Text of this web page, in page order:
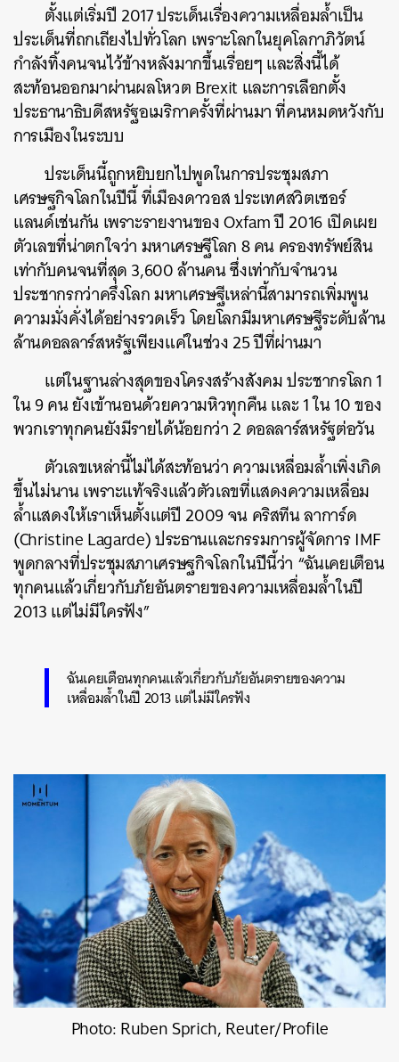
ตั้งแต่เริ่มปี 2017 ประเด็นเรื่องความเหลื่อมล้ำเป็น
ประเด็นที่ถกเถียงไปทั่วโลก เพราะโลกในยุคโลกาภิวัตน์
กำลังทิ้งคนจนไว้ข้างหลังมากขึ้นเรื่อยๆ และสิ่งนี้ได้
สะท้อนออกมาผ่านผลโหวต Brexit และการเลือกตั้ง
ประธานาธิบดีสหรัฐอเมริกาครั้งที่ผ่านมา ที่คนหมดหวังกับ
การเมืองในระบบ
ประเด็นนี้ถูกหยิบยกไปพูดในการประชุมสภา
เศรษฐกิจโลกในปีนี้ ที่เมืองดาวอส ประเทศสวิตเซอร์
แลนด์เช่นกัน เพราะรายงานของ Oxfam ปี 2016 เปิดเผย
ตัวเลขที่น่าตกใจว่า มหาเศรษฐีโลก 8 คน ครองทรัพย์สิน
เท่ากับคนจนที่สุด 3,600 ล้านคน ซึ่งเท่ากับจำนวน
ประชากรกว่าครึ่งโลก มหาเศรษฐีเหล่านี้สามารถเพิ่มพูน
ความมั่งคั่งได้อย่างรวดเร็ว โดยโลกมีมหาเศรษฐีระดับล้าน
ล้านดอลลาร์สหรัฐเพียงแค่ในช่วง 25 ปีที่ผ่านมา
แต่ในฐานล่างสุดของโครงสร้างสังคม ประชากรโลก 1
ใน 9 คน ยังเข้านอนด้วยความหิวทุกคืน และ 1 ใน 10 ของ
พวกเราทุกคนยังมีรายได้น้อยกว่า 2 ดอลลาร์สหรัฐต่อวัน
ตัวเลขเหล่านี้ไม่ได้สะท้อนว่า ความเหลื่อมล้ำเพิ่งเกิด
ขึ้นไม่นาน เพราะแท้จริงแล้วตัวเลขที่แสดงความเหลื่อม
ล้ำแสดงให้เราเห็นตั้งแต่ปี 2009 จน คริสทีน ลาการ์ด
(Christine Lagarde) ประธานและกรรมการผู้จัดการ IMF
พูดกลางที่ประชุมสภาเศรษฐกิจโลกในปีนี้ว่า “ฉันเคยเตือน
ทุกคนแล้วเกี่ยวกับภัยอันตรายของความเหลื่อมล้ำในปี
2013 แต่ไม่มีใครฟัง”
ฉันเคยเตือนทุกคนแล้วเกี่ยวกับภัยอันตรายของความ
เหลื่อมล้ำในปี 2013 แต่ไม่มีใครฟัง
Photo: Ruben Sprich, Reuter/Profile